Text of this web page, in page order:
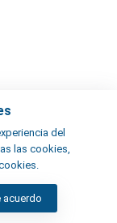
del
las cookies,
acuerdo